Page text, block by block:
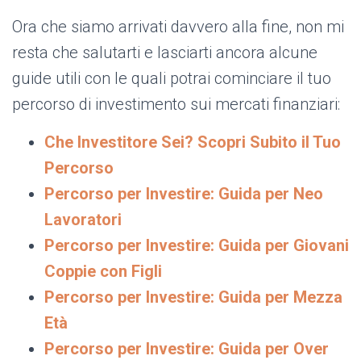
Ora che siamo arrivati davvero alla fine, non mi
resta che salutarti e lasciarti ancora alcune
guide utili con le quali potrai cominciare il tuo
percorso di investimento sui mercati finanziari:
Che Investitore Sei? Scopri Subito il Tuo
Percorso
Percorso per Investire: Guida per Neo
Lavoratori
Percorso per Investire: Guida per Giovani
Coppie con Figli
Percorso per Investire: Guida per Mezza
Età
Percorso per Investire: Guida per Over